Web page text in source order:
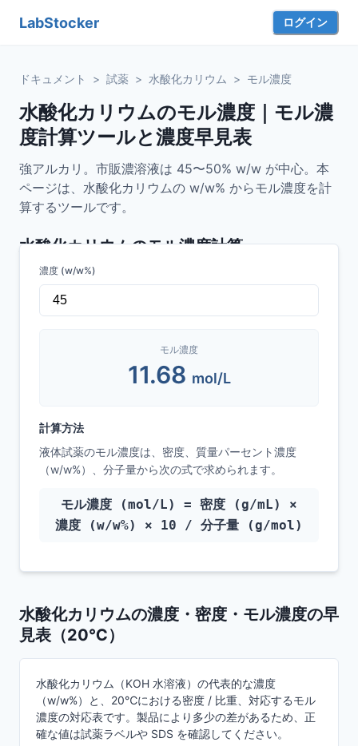
LabStocker ログイン
ドキュメント > 試薬 > 水酸化カリウム > モル濃度
水酸化カリウムのモル濃度｜モル濃
度計算ツールと濃度早見表
強アルカリ。市販濃溶液は 45〜50% w/w が中心。本
ページは、水酸化カリウムの w/w% からモル濃度を計
算するツールです。
水酸化カリウムのモル濃度計算
濃度 (w/w%)
モル濃度
11.68 mol/L
計算方法
液体試薬のモル濃度は、密度、質量パーセント濃度
（w/w%）、分子量から次の式で求められます。
モル濃度 (mol/L) = 密度 (g/mL) ×
濃度 (w/w%) × 10 / 分子量 (g/mol)
水酸化カリウムの濃度・密度・モル濃度の早
見表（20℃）
水酸化カリウム（KOH 水溶液）の代表的な濃度
（w/w%）と、20℃における密度 / 比重、対応するモル
濃度の対応表です。製品により多少の差があるため、正
確な値は試薬ラベルや SDS を確認してください。